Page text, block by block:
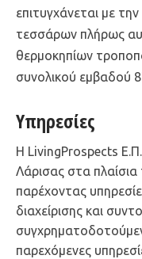
επιτυγχάνεται με
τεσσάρων πλήρως
θερμοκηπίων
συνολικού εμβαδού
Υπηρεσίες
Η LivingProspects
Λάρισας στα
παρέχοντας
διαχείρισης και
παρεχόμενες